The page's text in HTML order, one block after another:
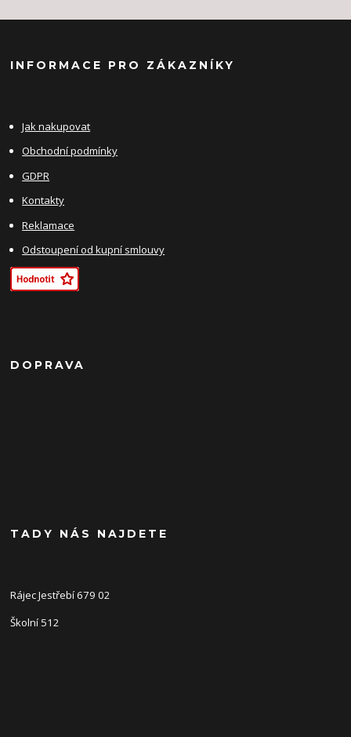
INFORMACE PRO ZÁKAZNÍKY
Jak nakupovat
Obchodní podmínky
GDPR
Kontakty
Reklamace
Odstoupení od kupní smlouvy
DOPRAVA
TADY NÁS NAJDETE
Rájec Jestřebí 679 02
Školní 512